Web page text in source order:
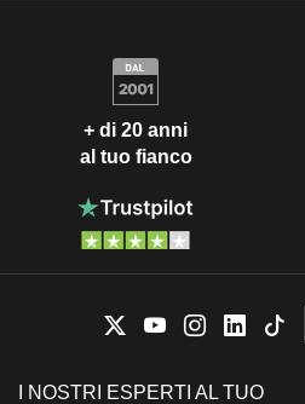
+ di 20 anni
al tuo fianco
I NOSTRI ESPERTI AL TUO